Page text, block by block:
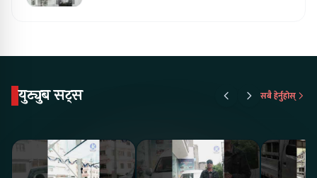
युट्युब सट्स सबै हेर्नुहोस्